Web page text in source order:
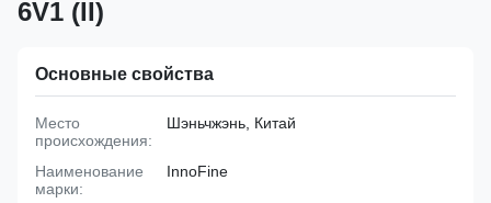
6V1 (II)
Основные свойства
Место
происхождения:
Шэньчжэнь, Китай
Наименование
марки:
InnoFine